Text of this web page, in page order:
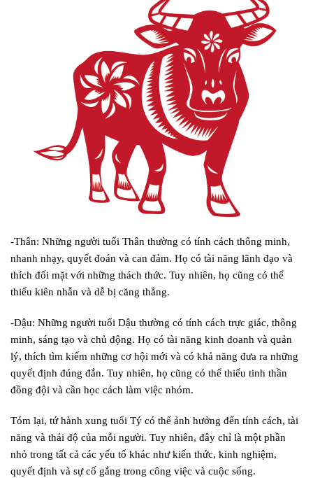
-Thân: Những người tuổi Thân thường có tính cách thông minh,
nhanh nhạy, quyết đoán và can đảm. Họ có tài năng lãnh đạo và
thích đối mặt với những thách thức. Tuy nhiên, họ cũng có thể
thiếu kiên nhẫn và dễ bị căng thẳng.
-Dậu: Những người tuổi Dậu thường có tính cách trực giác, thông
minh, sáng tạo và chủ động. Họ có tài năng kinh doanh và quản
lý, thích tìm kiếm những cơ hội mới và có khả năng đưa ra những
quyết định đúng đắn. Tuy nhiên, họ cũng có thể thiếu tinh thần
đồng đội và cần học cách làm việc nhóm.
Tóm lại, tứ hành xung tuổi Tý có thể ảnh hưởng đến tính cách, tài
năng và thái độ của mỗi người. Tuy nhiên, đây chỉ là một phần
nhỏ trong tất cả các yếu tố khác như kiến thức, kinh nghiệm,
quyết định và sự cố gắng trong công việc và cuộc sống.